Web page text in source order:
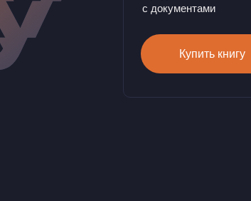
с документами
Купить книгу